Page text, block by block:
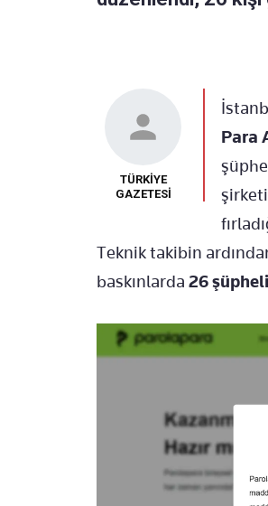
TÜRKİYE
GAZETESİ
Para
Teknik takibin
baskınlarda 26